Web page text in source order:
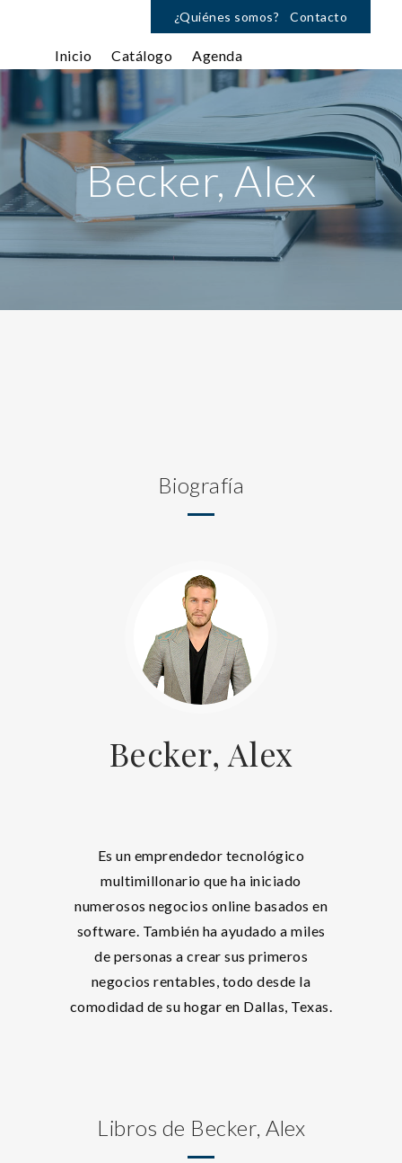
¿Quiénes somos? Contacto
Inicio Catálogo Agenda
Becker, Alex
Biografía
Becker, Alex
Es un emprendedor tecnológico
multimillonario que ha iniciado
numerosos negocios online basados en
software. También ha ayudado a miles
de personas a crear sus primeros
negocios rentables, todo desde la
comodidad de su hogar en Dallas, Texas.
Libros de Becker, Alex